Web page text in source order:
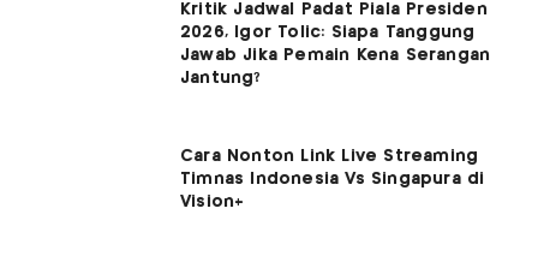
Kritik Jadwal Padat Piala Presiden
2026, Igor Tolic: Siapa Tanggung
Jawab Jika Pemain Kena Serangan
Jantung?
Cara Nonton Link Live Streaming
Timnas Indonesia Vs Singapura di
Vision+